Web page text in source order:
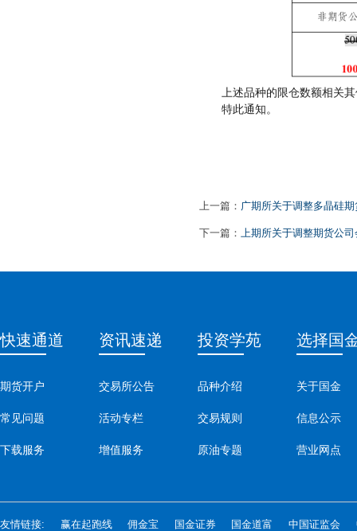
上述品种的限仓数额相关
特此通知。
上一篇： 广期所关于调整多晶硅
下一篇： 上期所关于调整期货公
快速通道
期货开户
常见问题
下载服务
资讯速递
交易所公告
活动专栏
增值服务
投资学苑
品种介绍
交易规则
原油专题
选择国
关于国金
信息公示
营业网点
友情链接: 赢在起跑线 佣金宝 国金证券 国金道富 中国证监会